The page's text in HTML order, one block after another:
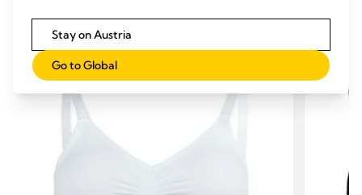
ÄHNLICHE PRODUKTE
Stay on Austria
Go to Global